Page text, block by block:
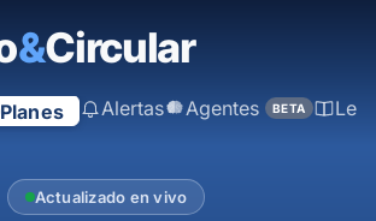
Planes Alertas Agentes BETA
Actualizado en vivo